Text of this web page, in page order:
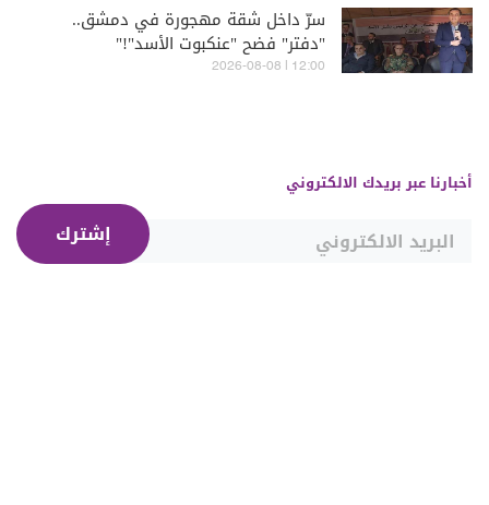
سرّ داخل شقة مهجورة في دمشق..
"دفتر" فضح "عنكبوت الأسد"!"
12:00 | 2026-08-08
أخبارنا عبر بريدك الالكتروني
إشترك